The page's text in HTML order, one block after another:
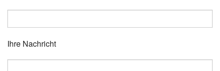
Ihre Nachricht